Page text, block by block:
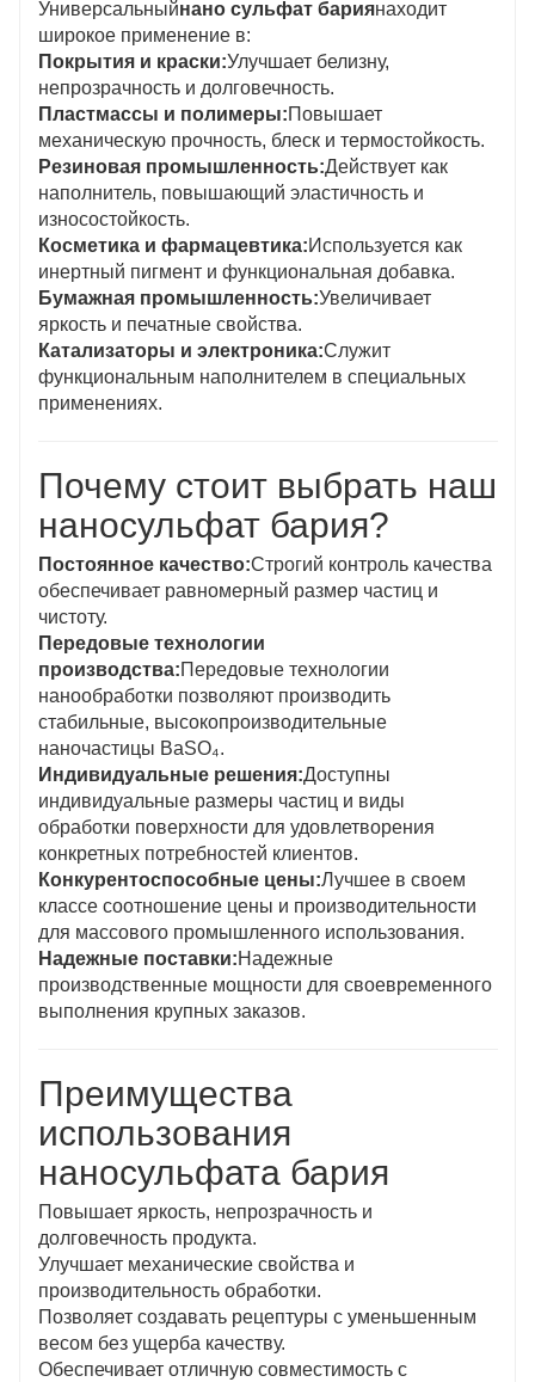
Универсальныйнано сульфат бариянаходит
широкое применение в:
Покрытия и краски:Улучшает белизну,
непрозрачность и долговечность.
Пластмассы и полимеры:Повышает
механическую прочность, блеск и термостойкость.
Резиновая промышленность:Действует как
наполнитель, повышающий эластичность и
износостойкость.
Косметика и фармацевтика:Используется как
инертный пигмент и функциональная добавка.
Бумажная промышленность:Увеличивает
яркость и печатные свойства.
Катализаторы и электроника:Служит
функциональным наполнителем в специальных
применениях.
Почему стоит выбрать наш
наносульфат бария?
Постоянное качество:Строгий контроль качества
обеспечивает равномерный размер частиц и
чистоту.
Передовые технологии
производства:Передовые технологии
нанообработки позволяют производить
стабильные, высокопроизводительные
наночастицы BaSO₄.
Индивидуальные решения:Доступны
индивидуальные размеры частиц и виды
обработки поверхности для удовлетворения
конкретных потребностей клиентов.
Конкурентоспособные цены:Лучшее в своем
классе соотношение цены и производительности
для массового промышленного использования.
Надежные поставки:Надежные
производственные мощности для своевременного
выполнения крупных заказов.
Преимущества
использования
наносульфата бария
Повышает яркость, непрозрачность и
долговечность продукта.
Улучшает механические свойства и
производительность обработки.
Позволяет создавать рецептуры с уменьшенным
весом без ущерба качеству.
Обеспечивает отличную совместимость с